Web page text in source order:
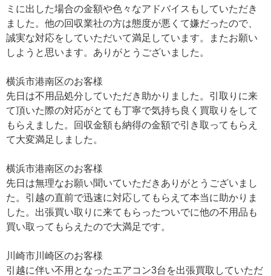
ミに出した場合の金額や色々なアドバイスもしていただき
ました。他の回収業社の方は態度が悪くて嫌だったので、
誠実な対応をしていただいて満足しています。またお願い
しようと思います。ありがとうございました。
横浜市港南区のお客様
先日は不用品処分していただき助かりました。引取りに来
て頂いた際の対応がとても丁寧で気持ち良く買取りをして
もらえました。回収金額も納得の金額で引き取ってもらえ
て大変満足しました。
横浜市港南区のお客様
先日は無理なお願い聞いていただきありがとうございまし
た。引越の直前で迅速に対応してもらえて本当に助かりま
した。出張買い取りに来てもらったついでに他の不用品も
買い取ってもらえたので大満足です。
川崎市川崎区のお客様
引越に伴い不用となったエアコン3台を出張買取していただ